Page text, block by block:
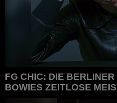
FG CHIC: DIE
BOWIES ZEITLOSE
FG CHIC: Die Berliner Trilogie